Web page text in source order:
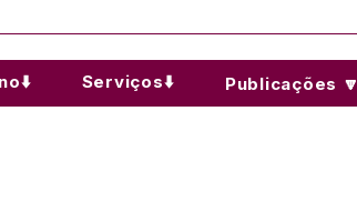
Serviços⬇️ Publicações 🔽